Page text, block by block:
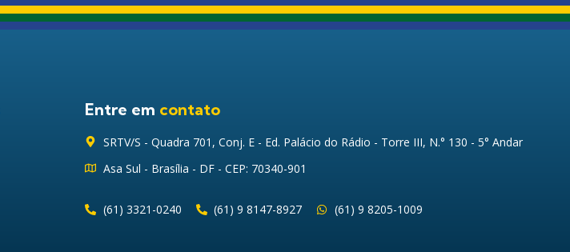
Entre em contato
SRTV/S - Quadra 701, Conj. E - Ed. Palácio do Rádio - Torre III, N.° 130 - 5° Andar
Asa Sul - Brasília - DF - CEP: 70340-901
(61) 3321-0240 (61) 9 8147-8927 (61) 9 8205-1009